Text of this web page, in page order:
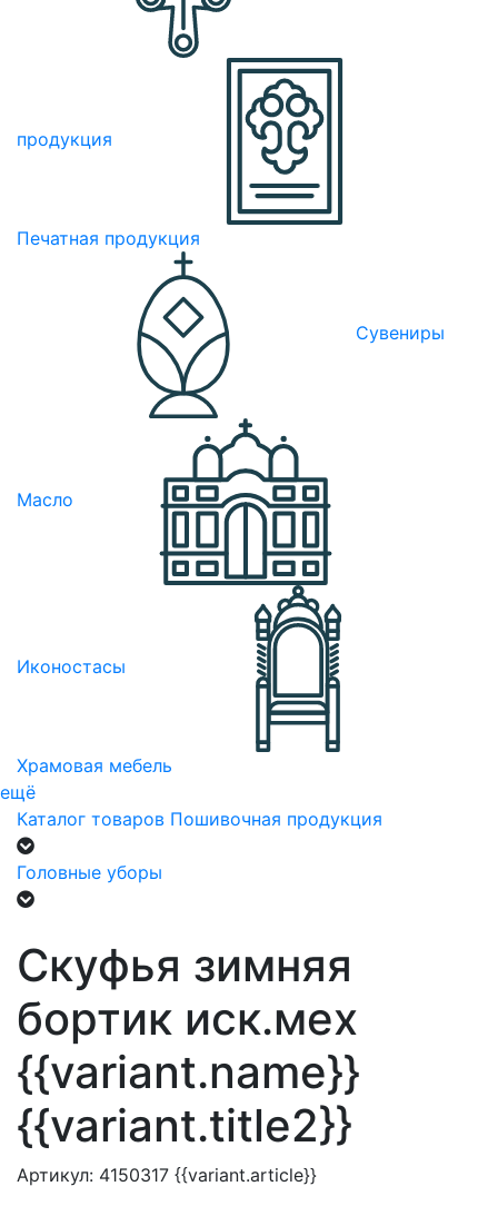
продукция
Печатная продукция
Сувениры
Масло
Иконостасы
Храмовая мебель
ещё
Каталог товаров Пошивочная продукция
Головные уборы
Скуфья зимняя
бортик иск.мех
{{variant.name}}
{{variant.title2}}
Артикул: 4150317 {{variant.article}}